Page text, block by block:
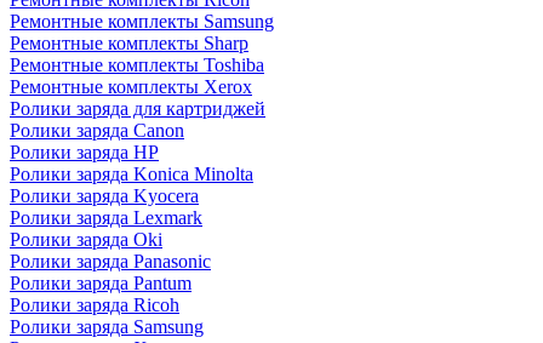
Ремонтные комплекты Samsung
Ремонтные комплекты Sharp
Ремонтные комплекты Toshiba
Ремонтные комплекты Xerox
Ролики заряда для картриджей
Ролики заряда Canon
Ролики заряда HP
Ролики заряда Konica Minolta
Ролики заряда Kyocera
Ролики заряда Lexmark
Ролики заряда Oki
Ролики заряда Panasonic
Ролики заряда Pantum
Ролики заряда Ricoh
Ролики заряда Samsung